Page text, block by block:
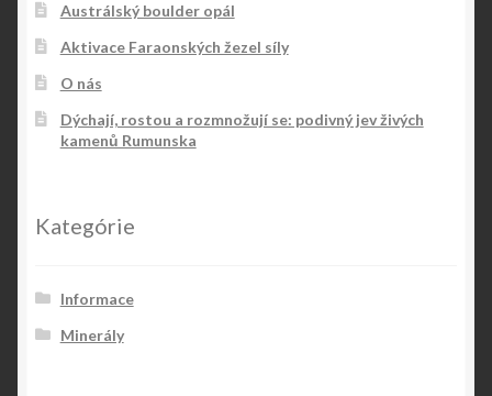
Austrálský boulder opál
Aktivace Faraonských žezel síly
O nás
Dýchají, rostou a rozmnožují se: podivný jev živých
kamenů Rumunska
Kategórie
Informace
Minerály